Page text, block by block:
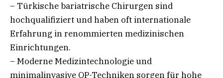
– Türkische bariatrische Chirurgen sind
hochqualifiziert und haben oft internationale
Erfahrung in renommierten medizinischen
Einrichtungen.
– Moderne Medizintechnologie und
minimalinvasive OP-Techniken sorgen für hohe